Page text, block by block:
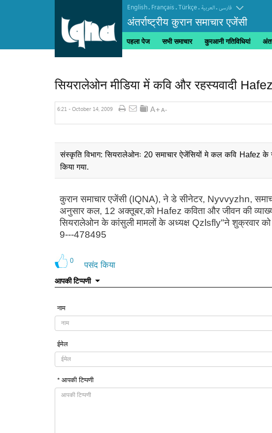
English. Français.Türkçe. العربیة.فارسی
अंतर्राष्ट्रीय कुरान समाचार एजेंसी
पहला पेज सभी समाचार कुरआनी गतिविधियां
सियरालेओन मीडिया में कवि और रहस्यवादी
6:21 - October 14, 2009
संस्कृति विभाग: सियरालेओनः 20 समाचार ऐजेंसियों मे कल कवि Hafez
किया गया.
कुरान समाचार एजेंसी (IQNA), ने डे सीनेटर, Nyvvyzhn,
अनुसार कल, 12 अक्तूबर,को Hafez कविता और जीवन की
सियरालेओन के कांसुली मामलों के अध्यक्ष Qzlsfly"ने शुक्रवार को
9---478495
0 पसंद किया
आपकी टिप्पणी
नाम
ईमेल
* आपकी टिप्पणी